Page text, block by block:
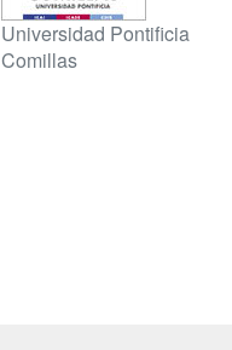
Universidad Pontificia
Comillas